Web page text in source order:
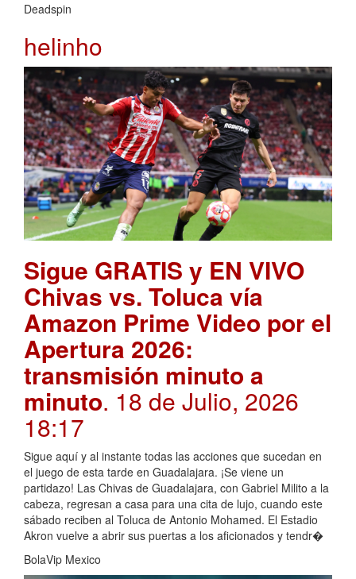
Deadspin
helinho
Sigue GRATIS y EN VIVO
Chivas vs. Toluca vía
Amazon Prime Video por el
Apertura 2026:
transmisión minuto a
minuto. 18 de Julio, 2026
18:17
Sigue aquí y al instante todas las acciones que sucedan en
el juego de esta tarde en Guadalajara. ¡Se viene un
partidazo! Las Chivas de Guadalajara, con Gabriel Milito a la
cabeza, regresan a casa para una cita de lujo, cuando este
sábado reciben al Toluca de Antonio Mohamed. El Estadio
Akron vuelve a abrir sus puertas a los aficionados y tendr�
BolaVip Mexico